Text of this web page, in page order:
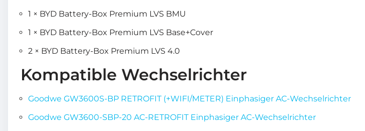
1 × BYD Battery-Box Premium LVS BMU
1 × BYD Battery-Box Premium LVS Base+Cover
2 × BYD Battery-Box Premium LVS 4.0
Kompatible Wechselrichter
Goodwe GW3600S-BP RETROFIT (+WIFI/METER) Einphasiger AC-Wechselrichter
Goodwe GW3600-SBP-20 AC-RETROFIT Einphasiger AC-Wechselrichter